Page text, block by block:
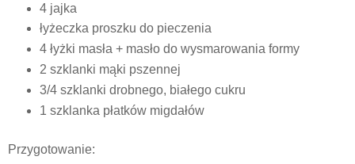
4 jajka
łyżeczka proszku do pieczenia
4 łyżki masła + masło do wysmarowania formy
2 szklanki mąki pszennej
3/4 szklanki drobnego, białego cukru
1 szklanka płatków migdałów
Przygotowanie: